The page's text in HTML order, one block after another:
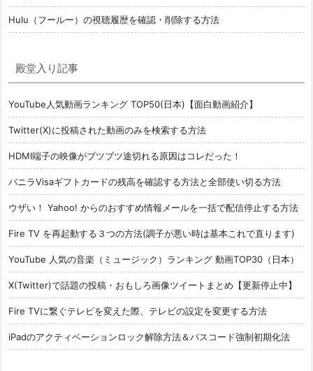
Hulu（フールー）の視聴履歴を確認・削除する方法
殿堂入り記事
YouTube人気動画ランキング TOP50(日本)【面白動画紹介】
Twitter(X)に投稿された動画のみを検索する方法
HDMI端子の映像がブツブツ途切れる原因はコレだった！
バニラVisaギフトカードの残高を確認する方法と全部使い切る方法
ウザい！ Yahoo! からのおすすめ情報メールを一括で配信停止する方法
Fire TV を再起動する３つの方法(調子が悪い時は基本これで直ります)
YouTube 人気の音楽（ミュージック）ランキング 動画TOP30（日本）
X(Twitter)で話題の投稿・おもしろ画像ツイートまとめ【更新停止中】
Fire TVに繋ぐテレビを変えた際、テレビの設定を変更する方法
iPadのアクティベーションロック解除方法＆パスコード強制初期化法